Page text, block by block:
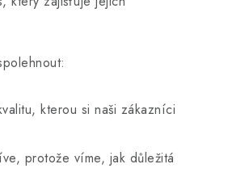
kterou si naši zákazníci
protože víme, jak důležitá